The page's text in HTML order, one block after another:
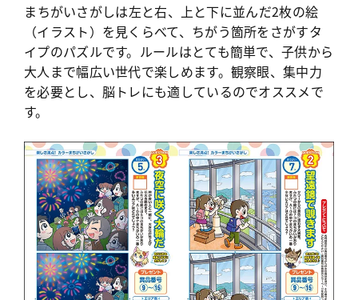
まちがいさがしは左と右、上と下に並んだ2枚の絵
（イラスト）を見くらべて、ちがう箇所をさがすタ
イプのパズルです。ルールはとても簡単で、子供から
大人まで幅広い世代で楽しめます。観察眼、集中力
を必要とし、脳トレにも適しているのでオススメで
す。